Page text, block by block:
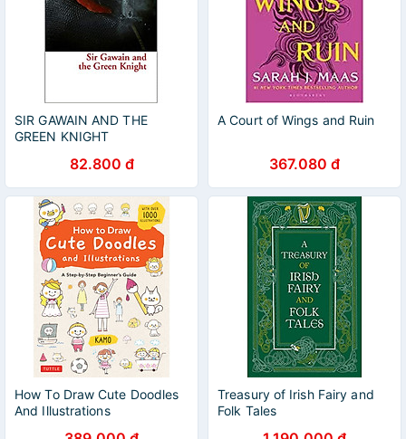
SIR GAWAIN AND THE
GREEN KNIGHT
82.800 đ
A Court of Wings and Ruin
367.080 đ
How To Draw Cute Doodles
And Illustrations
Treasury of Irish Fairy and
Folk Tales